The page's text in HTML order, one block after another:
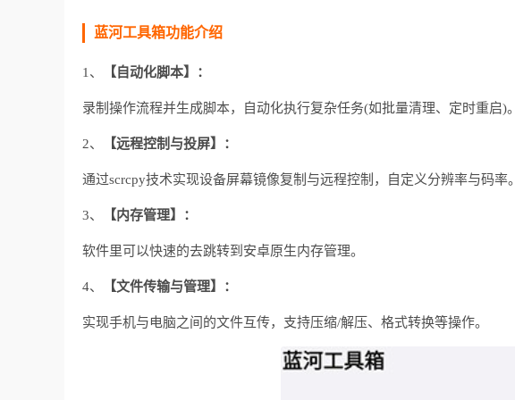
蓝河工具箱功能介绍
1、 【自动化脚本】：
录制操作流程并生成脚本，自动化执行复杂任务(如批量清理、定时重启)。
2、 【远程控制与投屏】：
通过scrcpy技术实现设备屏幕镜像复制与远程控制，自定义分辨率与码率。
3、 【内存管理】：
软件里可以快速的去跳转到安卓原生内存管理。
4、 【文件传输与管理】：
实现手机与电脑之间的文件互传，支持压缩/解压、格式转换等操作。